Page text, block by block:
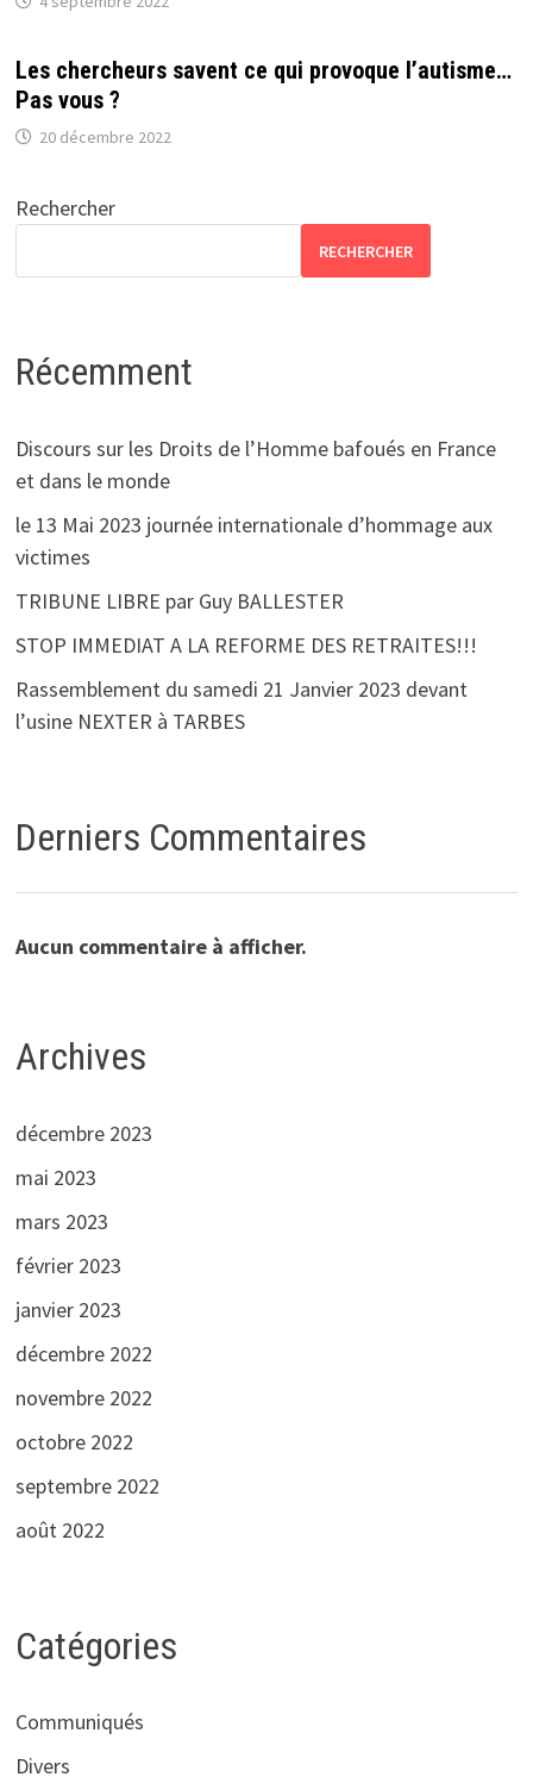
Les chercheurs savent ce qui provoque l’autisme…
Pas vous ?
20 décembre 2022
Rechercher
RECHERCHER
Récemment
Discours sur les Droits de l’Homme bafoués en France
et dans le monde
le 13 Mai 2023 journée internationale d’hommage aux
victimes
TRIBUNE LIBRE par Guy BALLESTER
STOP IMMEDIAT A LA REFORME DES RETRAITES!!!
Rassemblement du samedi 21 Janvier 2023 devant
l’usine NEXTER à TARBES
Derniers Commentaires
Aucun commentaire à afficher.
Archives
décembre 2023
mai 2023
mars 2023
février 2023
janvier 2023
décembre 2022
novembre 2022
octobre 2022
septembre 2022
août 2022
Catégories
Communiqués
Divers